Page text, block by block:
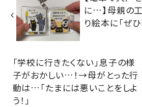
に…】母親の
り絵本に「ぜ
「学校に行きたくない」息子の様
子がおかしい…！→母がとった行
動は…「たまには悪いことをしよ
う！」